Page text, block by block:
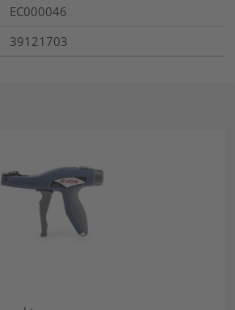
EC000046
39121703